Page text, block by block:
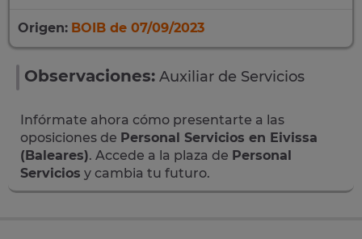
Origen: BOIB de 07/09/2023
Observaciones: Auxiliar de Servicios
Infórmate ahora cómo presentarte a las
oposiciones de Personal Servicios en Eivissa
(Baleares). Accede a la plaza de Personal
Servicios y cambia tu futuro.